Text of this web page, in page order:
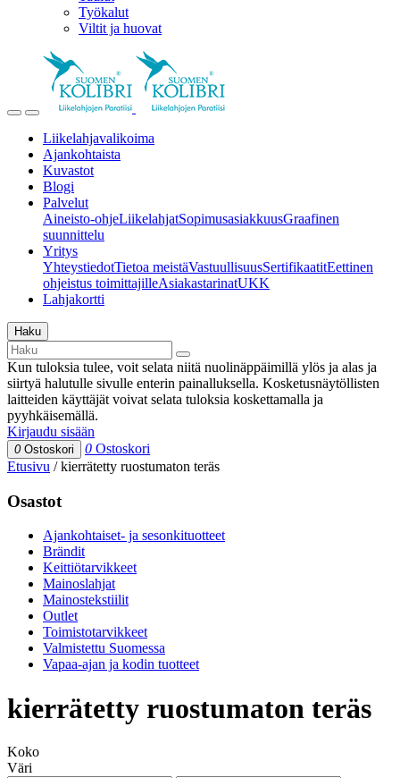
Työkalut
Viltit ja huovat
Liikelahjavalikoima
Ajankohtaista
Kuvastot
Blogi
Palvelut
Aineisto-ohjeLiikelahjatSopimusasiakkuusGraafinen
suunnittelu
Yritys
YhteystiedotTietoa meistäVastuullisuusSertifikaatitEettinen
ohjeistus toimittajilleAsiakastarinatUKK
Lahjakortti
Haku
Kun tuloksia tulee, voit selata niitä nuolinäppäimillä ylös ja alas ja
siirtyä halutulle sivulle enterin painalluksella. Kosketusnäytöllisten
laitteiden käyttäjät voivat selata tuloksia koskettamalla ja
pyyhkäisemällä.
Kirjaudu sisään
0 Ostoskori 0 Ostoskori
Etusivu /kierrätetty ruostumaton teräs
Osastot
Ajankohtaiset- ja sesonkituotteet
Brändit
Keittiötarvikkeet
Mainoslahjat
Mainostekstiilit
Outlet
Toimistotarvikkeet
Valmistettu Suomessa
Vapaa-ajan ja kodin tuotteet
kierrätetty ruostumaton teräs
Koko
Väri